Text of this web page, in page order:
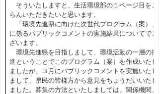
そういたしますと、生活環境部の１ページ目をご
らんいただきたいと思います。
「環境先進県に向けた次世代プログラム（案）」
に係るパブリックコメントの実施結果についてでご
ざいます。
環境先進県を目指しまして、環境活動の一層の推
進ということでこのプログラム（案）を作成いたし
ましたが、３月にパブリックコメントを実施いたし
まして、県民の皆様方から意見をちょうだいいたし
ました。募集の方法といたしましては、関係機関、